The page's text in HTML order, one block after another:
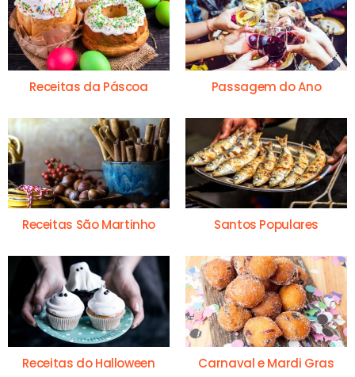
Receitas da Páscoa Passagem do Ano
Receitas São Martinho Santos Populares
Receitas do Halloween Carnaval e Mardi Gras